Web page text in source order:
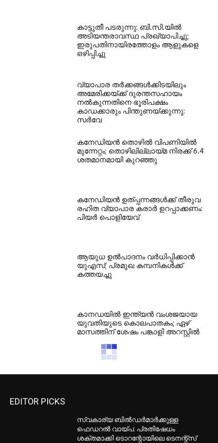
കാട്ടുതീ പടരുന്നു: ബി.സി.യില്‍
അടിയന്തരാവസ്ഥ പ്രഖ്യാപിച്ചു;
ഇരുപതിനായിരത്തോളം ആളുകളെ
ഒഴിപ്പിച്ചു
വ്യാപാര തര്‍ക്കങ്ങള്‍ക്കിടയിലും
അമേരിക്കയ്ക്ക് ദുരന്തസഹായം
നല്‍കുന്നതിനെ ഭൂരിപക്ഷം
കാഡക്കാരും പിന്തുണയ്ക്കുന്നു:
സര്‍വേ
കനേഡിയന്‍ തൊഴില്‍ വിപണിയില്‍
മുന്നേറ്റം; തൊഴിലില്ലായ്മ നിരക്ക് 6.4
ശതമാനമായി കുറഞ്ഞു
കനേഡിയന്‍ ഉത്പ്പന്നങ്ങള്‍ക്ക് തീരുവ
രഹിത വ്യാപാര കരാര്‍ ഉറപ്പാക്കണം:
പിയര്‍ പൊളിയേവ്
ആയുധ ഉല്‍പാദനം വര്‍ധിപ്പിക്കാന്‍
യുഎസ്; പ്രമുഖ കമ്പനികള്‍ക്ക്
കത്തയച്ചു
കാനഡയില്‍ ഇന്ത്യന്‍ വംശജയായ
യുവതിയുടെ കൊലപാതകം; ഏഴ്
മാസത്തിന് ശേഷം പങ്കാളി അറസ്റ്റില്‍
EDITOR PICKS
സ്വകാര്യ ബില്‍ഡര്‍മാര്‍ക്കുള്ള
ഫെഡറല്‍ വായ്പ: പ്രതിഷേധം
ശക്തമാക്കി ടൊറന്റോയിലെ ടെനന്റ്‌സ്